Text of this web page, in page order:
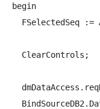
begin
FSelectedSeq :=
  ClearControls;